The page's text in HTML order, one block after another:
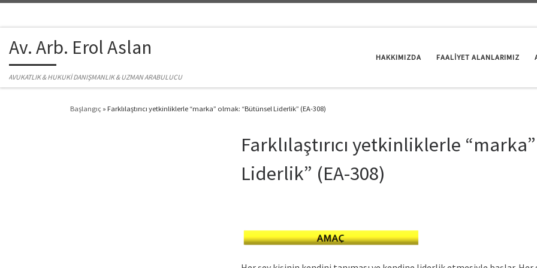
Av. Arb. Erol Aslan
AVUKATLIK & HUKUKİ DANIŞMANLIK & UZMAN ARABULUCU
HAKKIMIZDA FAALİYET ALANLARIMIZ
Başlangıç » Farklılaştırıcı yetkinliklerle “marka” olmak: “Bütünsel Liderlik” (EA-308)
Farklılaştırıcı yetkinliklerle
Liderlik” (EA-308)